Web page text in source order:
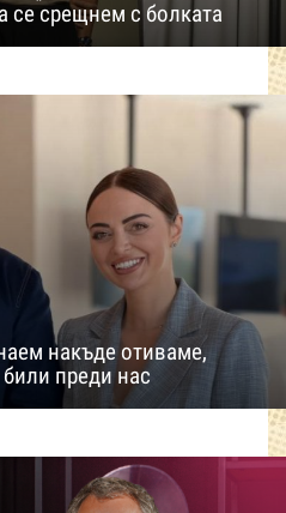
се срещнем с болката
накъде отиваме,
преди нас